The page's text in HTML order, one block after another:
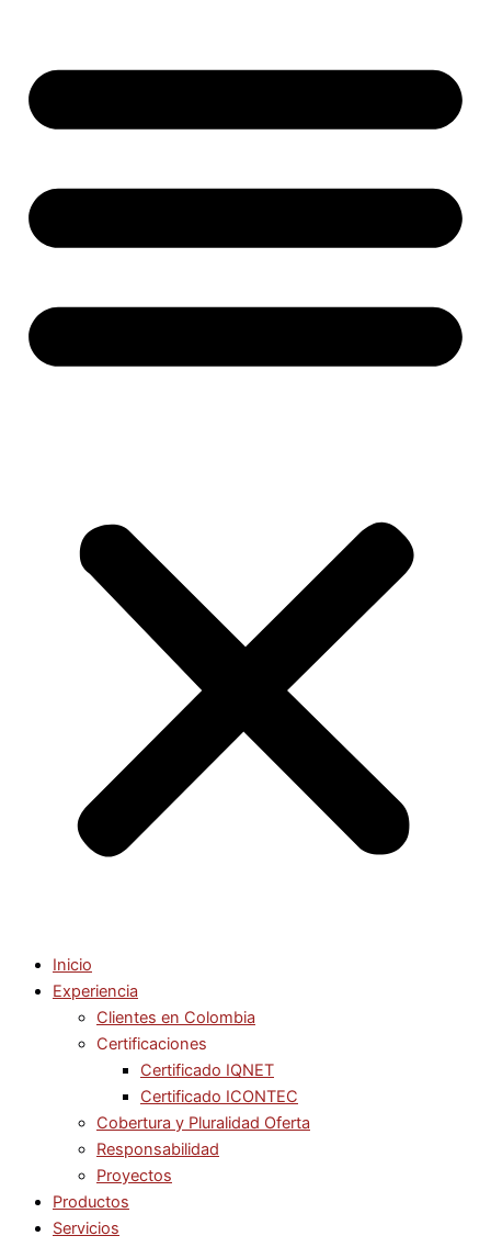
Inicio
Experiencia
Clientes en Colombia
Certificaciones
Certificado IQNET
Certificado ICONTEC
Cobertura y Pluralidad Oferta
Responsabilidad
Proyectos
Productos
Servicios